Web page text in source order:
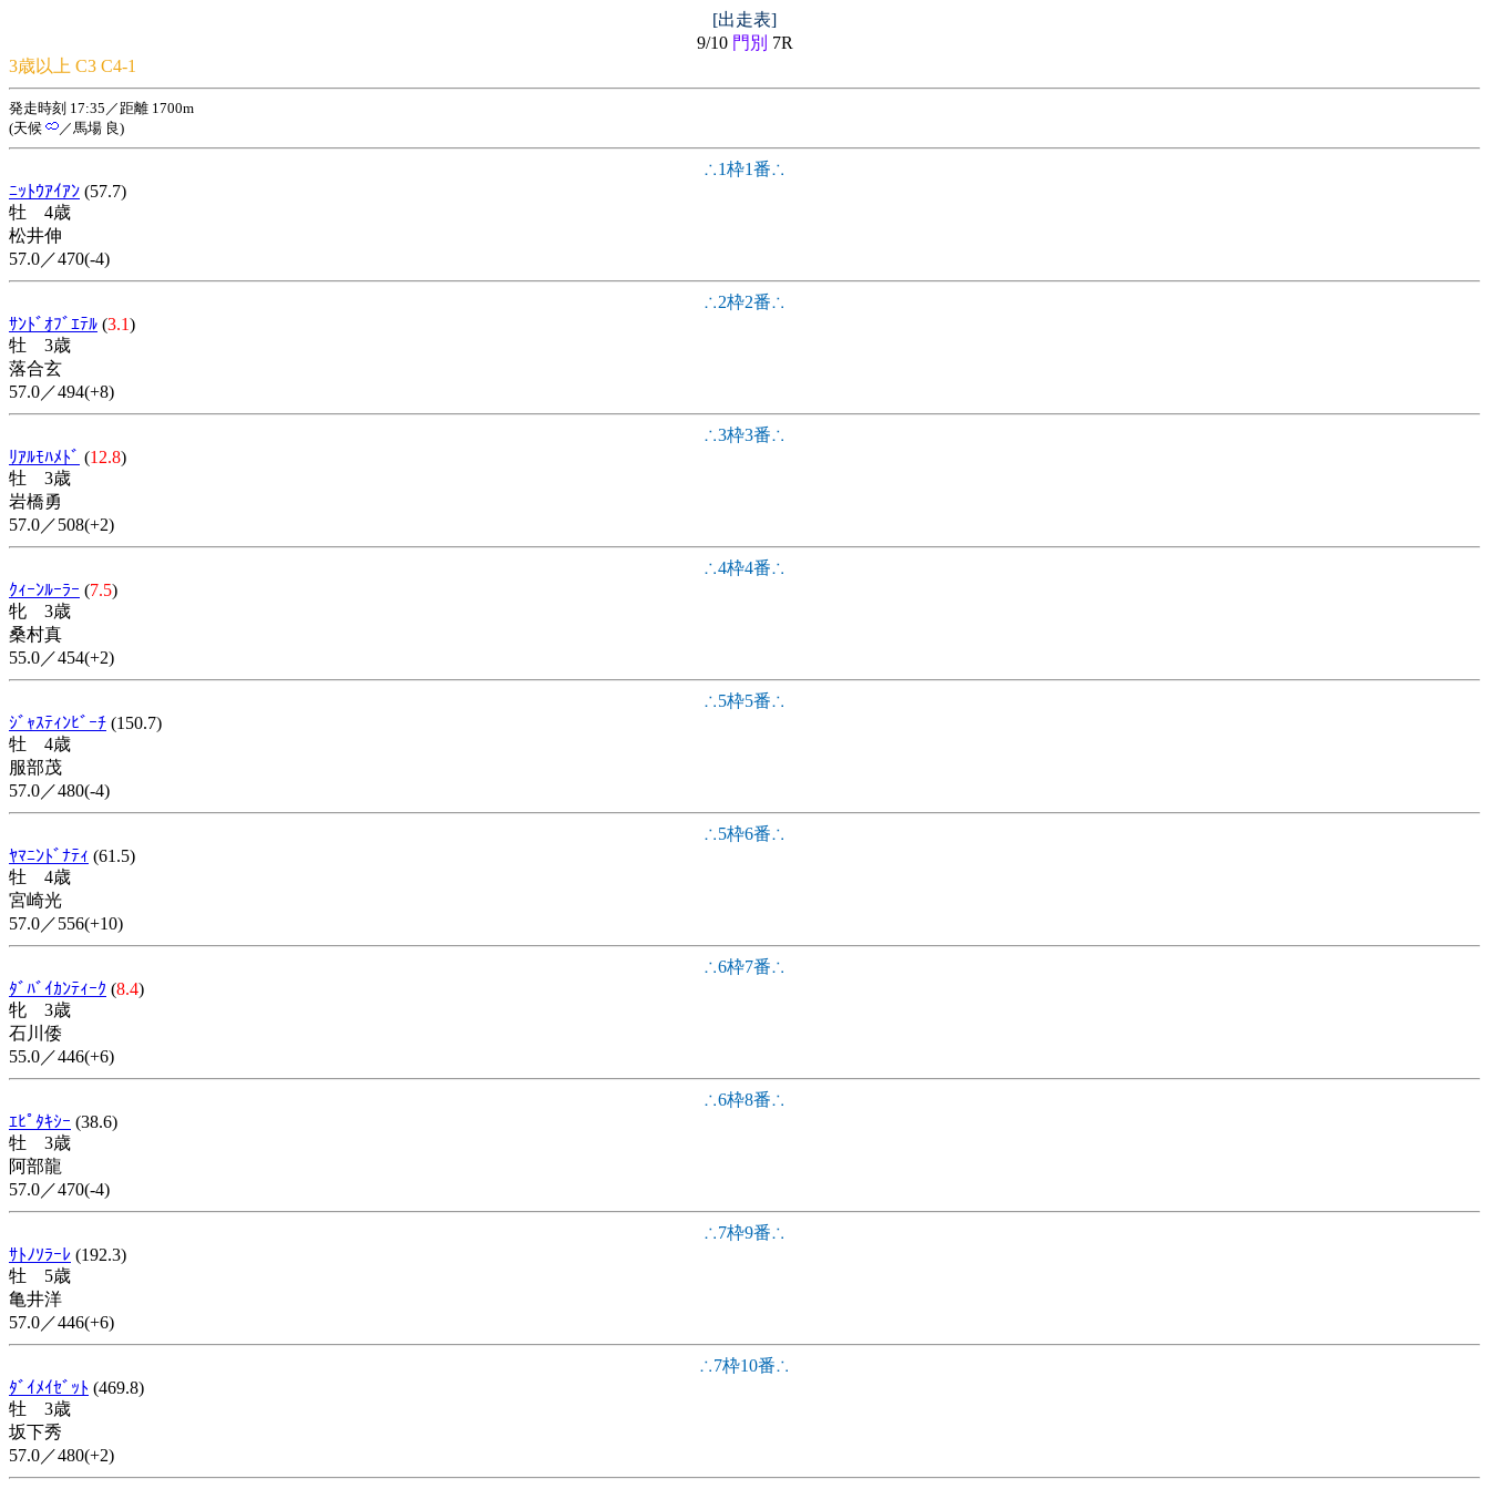
[出走表]
9/10 門別 7R
3歳以上 C3 C4-1
発走時刻 17:35／距離 1700m
(天候
／馬場 良)
∴1枠1番∴
ﾆｯﾄｳｱｲｱﾝ (57.7)
牡 4歳
松井伸
57.0／470(-4)
∴2枠2番∴
ｻﾝﾄﾞｵﾌﾞｴﾃﾙ (3.1)
牡 3歳
落合玄
57.0／494(+8)
∴3枠3番∴
ﾘｱﾙﾓﾊﾒﾄﾞ (12.8)
牡 3歳
岩橋勇
57.0／508(+2)
∴4枠4番∴
ｸｨｰﾝﾙｰﾗｰ (7.5)
牝 3歳
桑村真
55.0／454(+2)
∴5枠5番∴
ｼﾞｬｽﾃｨﾝﾋﾞｰﾁ (150.7)
牡 4歳
服部茂
57.0／480(-4)
∴5枠6番∴
ﾔﾏﾆﾝﾄﾞﾅﾃｨ (61.5)
牡 4歳
宮崎光
57.0／556(+10)
∴6枠7番∴
ﾀﾞﾊﾞｲｶﾝﾃｨｰｸ (8.4)
牝 3歳
石川倭
55.0／446(+6)
∴6枠8番∴
ｴﾋﾟﾀｷｼｰ (38.6)
牡 3歳
阿部龍
57.0／470(-4)
∴7枠9番∴
ｻﾄﾉｿﾗｰﾚ (192.3)
牡 5歳
亀井洋
57.0／446(+6)
∴7枠10番∴
ﾀﾞｲﾒｲｾﾞｯﾄ (469.8)
牡 3歳
坂下秀
57.0／480(+2)